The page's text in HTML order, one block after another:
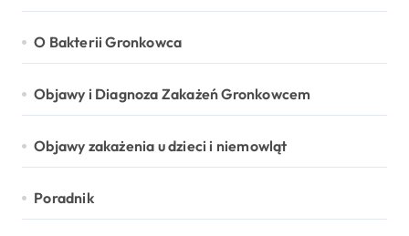
O Bakterii Gronkowca
Objawy i Diagnoza Zakażeń Gronkowcem
Objawy zakażenia u dzieci i niemowląt
Poradnik